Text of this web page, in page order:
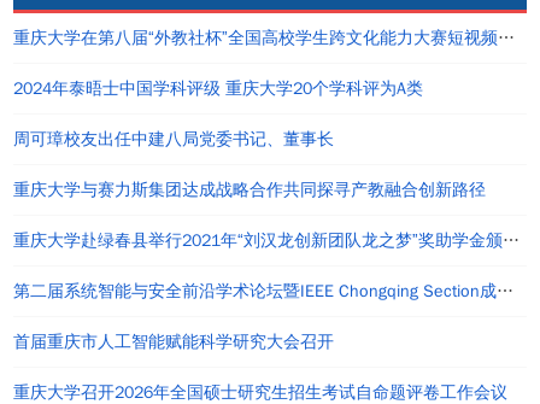
重庆大学在第八届“外教社杯”全国高校学生跨文化能力大赛短视频大赛中荣获佳绩
2024年泰晤士中国学科评级 重庆大学20个学科评为A类
周可璋校友出任中建八局党委书记、董事长
重庆大学与赛力斯集团达成战略合作共同探寻产教融合创新路径
重庆大学赴绿春县举行2021年“刘汉龙创新团队龙之梦”奖助学金颁发仪式
第二届系统智能与安全前沿学术论坛暨IEEE Chongqing Section成立仪式在重庆举办
首届重庆市人工智能赋能科学研究大会召开
重庆大学召开2026年全国硕士研究生招生考试自命题评卷工作会议